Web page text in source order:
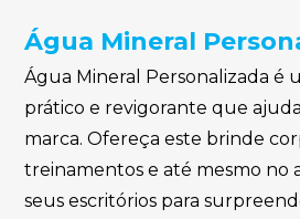
Água Mineral
Água Mineral Personalizada é
prático e revigorante que
marca. Ofereça este brinde
treinamentos e até mesmo no
seus escritórios para